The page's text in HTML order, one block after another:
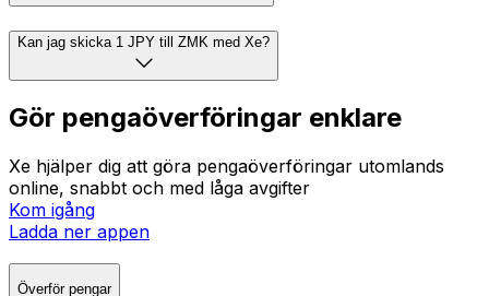
Kan jag skicka 1 JPY till ZMK med Xe?
Gör pengaöverföringar enklare
Xe hjälper dig att göra pengaöverföringar utomlands
online, snabbt och med låga avgifter
Kom igång
Ladda ner appen
Överför pengar